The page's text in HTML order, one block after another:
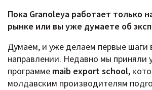
Пока Granoleya работает только
рынке или вы уже думаете об
Думаем, и уже делаем первые шаги
направлении. Недавно мы приняли
программе maib export school,
молдавским производителям